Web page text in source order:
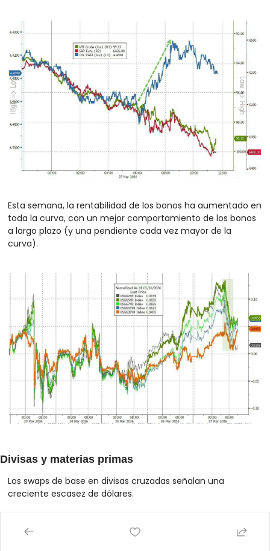
Esta semana, la rentabilidad de los bonos ha aumentado en
toda la curva, con un mejor comportamiento de los bonos
a largo plazo (y una pendiente cada vez mayor de la
curva).
Divisas y materias primas
Los swaps de base en divisas cruzadas señalan una
creciente escasez de dólares.